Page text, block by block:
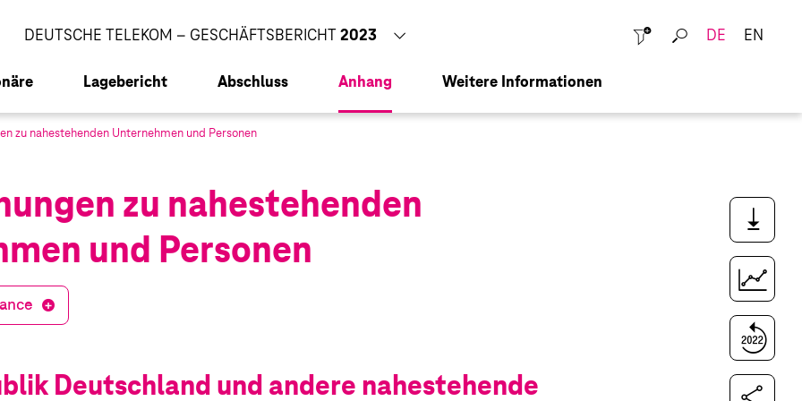
DE EN
DEUTSCHE TELEKOM – GESCHÄFTSBERICHT 2023
CORPORATE RESPONSIBILITY BERICHT
2023
AG 2023
Lagebericht
Segmente
Abschluss Anhang Weitere Informationen
Entwicklung
zu nahestehenden Unternehmen und Personen
zu nahestehenden
und Personen
Deutschland und andere nahestehende
Downloads
Kennzahlenvergleich
Vergleich zum Vorjahr